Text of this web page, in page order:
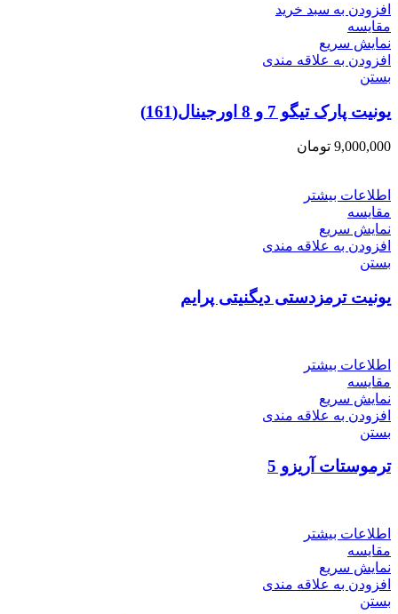
افزودن به سبد خرید
مقایسه
نمایش سریع
افزودن به علاقه مندی
بستن
یونیت پارک تیگو 7 و 8 اورجینال(161)
9,000,000 تومان
اطلاعات بیشتر
مقایسه
نمایش سریع
افزودن به علاقه مندی
بستن
یونیت ترمزدستی دیگنیتی پرایم
اطلاعات بیشتر
مقایسه
نمایش سریع
افزودن به علاقه مندی
بستن
ترموستات آریزو 5
اطلاعات بیشتر
مقایسه
نمایش سریع
افزودن به علاقه مندی
بستن